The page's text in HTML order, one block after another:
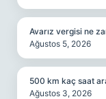
Avarız vergisi ne
Ağustos 5, 2026
500 km kaç saat
Ağustos 3, 2026